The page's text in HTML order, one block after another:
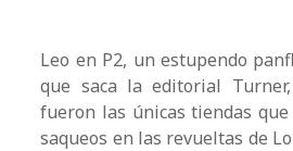
Leo en P2, un estupendo
que saca la editorial
fueron las únicas tiendas
saqueos en las revueltas de